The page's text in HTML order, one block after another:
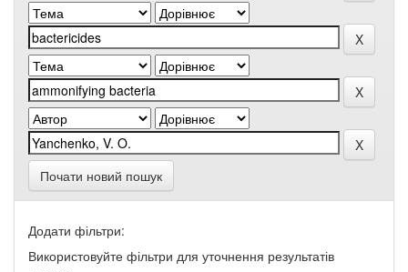
Почати новий пошук
Додати фільтри:
Використовуйте фільтри для уточнення результатів